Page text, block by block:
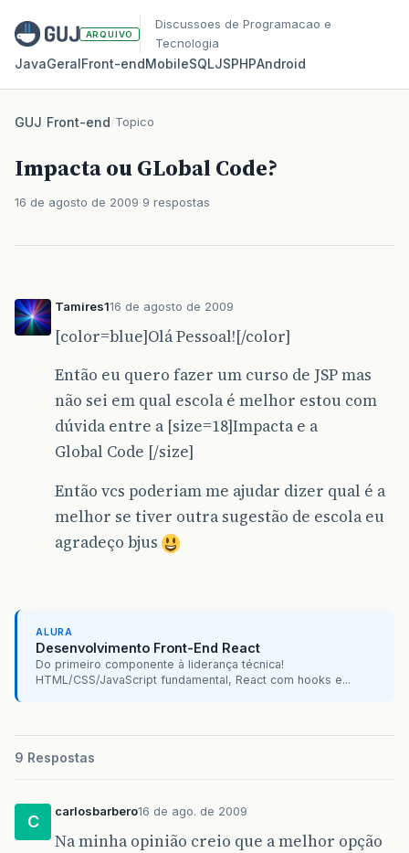
ARQUIVO
Discussoes de Programacao e
Tecnologia
JavaGeralFront‑endMobileSQLJSPHPAndroid
GUJ/Front-end/Topico
Impacta ou GLobal Code?
16 de agosto de 2009 9 respostas
Tamires116 de agosto de 2009
[color=blue]Olá Pessoal![/color]
Então eu quero fazer um curso de JSP mas
não sei em qual escola é melhor estou com
dúvida entre a [size=18]Impacta e a
Global Code [/size]
Então vcs poderiam me ajudar dizer qual é a
melhor se tiver outra sugestão de escola eu
agradeço bjus
ALURA
Desenvolvimento Front-End React
Do primeiro componente à liderança técnica!
HTML/CSS/JavaScript fundamental, React com hooks e...
9 Respostas
C
carlosbarbero16 de ago. de 2009
Na minha opinião creio que a melhor opção